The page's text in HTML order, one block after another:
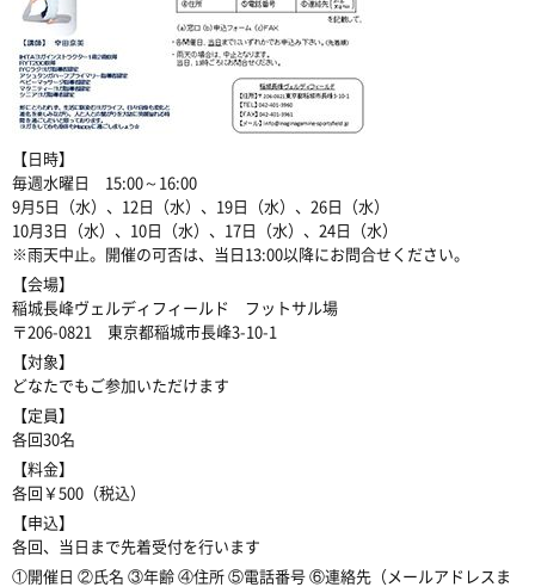
【日時】
毎週水曜日 15:00～16:00
9月5日（水）、12日（水）、19日（水）、26日（水）
10月3日（水）、10日（水）、17日（水）、24日（水）
※雨天中止。開催の可否は、当日13:00以降にお問合せください。
【会場】
稲城長峰ヴェルディフィールド フットサル場
〒206-0821 東京都稲城市長峰3-10-1
【対象】
どなたでもご参加いただけます
【定員】
各回30名
【料金】
各回￥500（税込）
【申込】
各回、当日まで先着受付を行います
①開催日 ②氏名 ③年齢 ④住所 ⑤電話番号 ⑥連絡先（メールアドレスま